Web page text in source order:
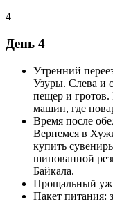
4
День 4
Утренний
Узуры. Слева и
пещер и
машин, где
Время после
Вернемся в
купить
шипованной
Байкала.
Прощальный
Пакет питания: